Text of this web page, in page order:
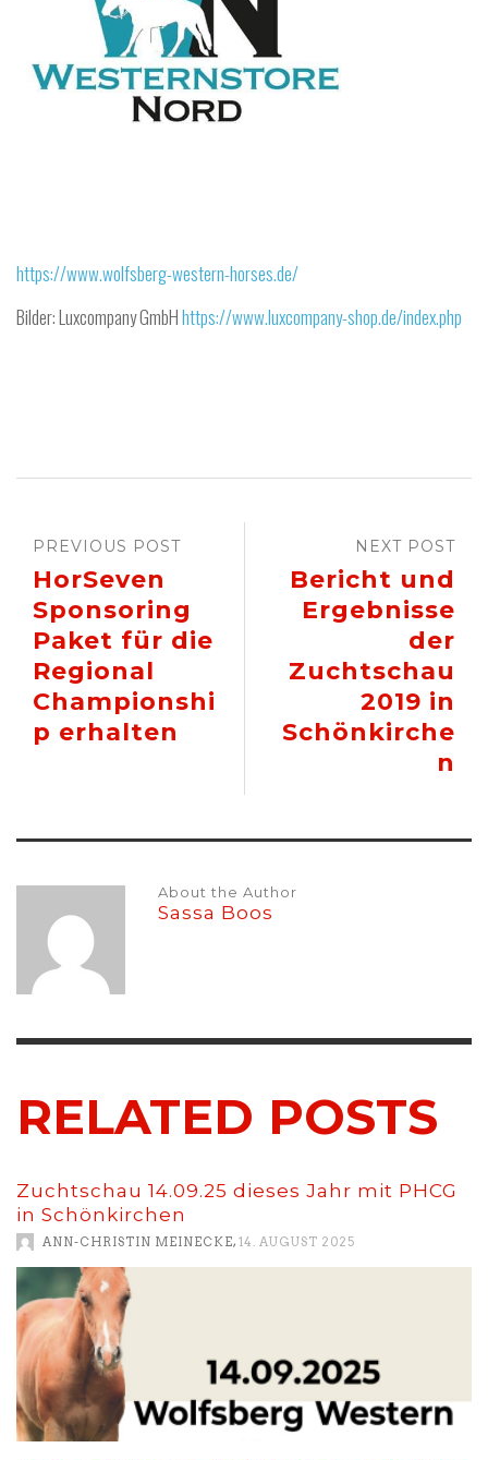
https://www.wolfsberg-western-horses.de/
Bilder: Luxcompany GmbHhttps://www.luxcompany-shop.de/index.php
NEXT POST
Bericht und
Ergebnisse
der
Zuchtschau
2019 in
Schönkirche
n
PREVIOUS POST
HorSeven
Sponsoring
Paket für die
Regional
Championshi
p erhalten
About the Author
Sassa Boos
RELATED POSTS
Zuchtschau 14.09.25 dieses Jahr mit PHCG
in Schönkirchen
ANN-CHRISTIN MEINECKE, 14. AUGUST 2025